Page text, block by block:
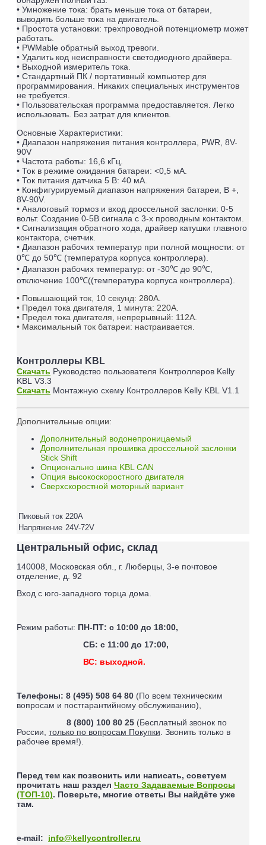
• Умножение тока: брать меньше тока от батареи,
выводить больше тока на двигатель.
• Простота установки: трехпроводной потенциометр может
работать.
• PWMable обратный выход тревоги.
• Удалить код неисправности светодиодного драйвера.
• Выходной измеритель тока.
• Стандартный ПК / портативный компьютер для
программирования. Никаких специальных инструментов
не требуется.
• Пользовательская программа предоставляется. Легко
использовать. Без затрат для клиентов.
Основные Характеристики:
• Диапазон напряжения питания контроллера, PWR, 8V-
90V
• Частота работы: 16,6 кГц.
• Ток в режиме ожидания батареи: <0,5 мА.
• Ток питания датчика 5 В: 40 мА.
• Конфигурируемый диапазон напряжения батареи, B +,
8V-90V.
• Аналоговый тормоз и вход дроссельной заслонки: 0-5
вольт. Создание 0-5В сигнала с 3-х проводным контактом.
• Сигнализация обратного хода, драйвер катушки главного
контактора, счетчик.
• Диапазон рабочих температур при полной мощности: от
0℃ до 50℃ (температура корпуса контроллера).
• Диапазон рабочих температур: от -30℃ до 90℃,
отключение 100℃((температура корпуса контроллера).
• Повышающий ток, 10 секунд: 280А.
• Предел тока двигателя, 1 минута: 220А.
• Предел тока двигателя, непрерывный: 112А.
• Максимальный ток батареи: настраивается.
Контроллеры KBL
Скачать Руководство пользователя Контроллеров Kelly
KBL V3.3
Скачать Монтажную схему Контроллеров Kelly KBL V1.1
Дополнительные опции:
Дополнительный водонепроницаемый
Дополнительная прошивка дроссельной заслонки
Stick Shift
Опционально шина KBL CAN
Опция высокоскоростного двигателя
Сверхскоростной моторный вариант
Пиковый ток 220A
Напряжение 24V-72V
Центральный офис, склад
140008, Московская обл., г. Люберцы, 3-е почтовое
отделение, д. 92
Вход с юго-западного торца дома.
Режим работы: ПН-ПТ: с 10:00 до 18:00,
СБ: с 11:00 до 17:00,
ВС: выходной.
Телефоны: 8 (495) 508 64 80 (По всем техническим
вопросам и постгарантийному обслуживанию),
8 (800) 100 80 25 (Бесплатный звонок по
России, только по вопросам Покупки. Звонить только в
рабочее время!).
Перед тем как позвонить или написать, советуем
прочитать наш раздел Часто Задаваемые Вопросы
(ТОП-10). Поверьте, многие ответы Вы найдёте уже
там.
e-mail: info@kellycontroller.ru